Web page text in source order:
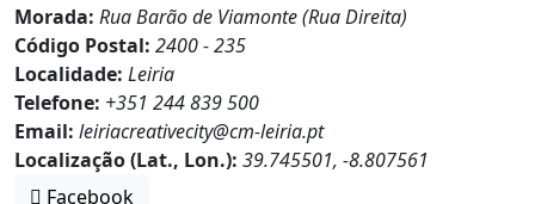
Morada: Rua Barão de Viamonte (Rua Direita)
Código Postal: 2400 - 235
Localidade: Leiria
Telefone: +351 244 839 500
Email: leiriacreativecity@cm-leiria.pt
Localização (Lat., Lon.): 39.745501, -8.807561
Facebook